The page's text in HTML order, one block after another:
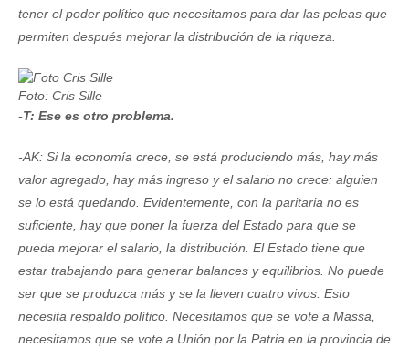
tener el poder político que necesitamos para dar las peleas que
permiten después mejorar la distribución de la riqueza.
Foto: Cris Sille
-T: Ese es otro problema.
-AK: Si la economía crece, se está produciendo más, hay más
valor agregado, hay más ingreso y el salario no crece: alguien
se lo está quedando. Evidentemente, con la paritaria no es
suficiente, hay que poner la fuerza del Estado para que se
pueda mejorar el salario, la distribución. El Estado tiene que
estar trabajando para generar balances y equilibrios. No puede
ser que se produzca más y se la lleven cuatro vivos. Esto
necesita respaldo político. Necesitamos que se vote a Massa,
necesitamos que se vote a Unión por la Patria en la provincia de